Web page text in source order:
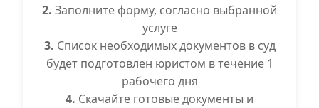
2. Заполните форму, согласно выбранной
услуге
3. Список необходимых документов в суд
будет подготовлен юристом в течение 1
рабочего дня
4. Скачайте готовые документы и